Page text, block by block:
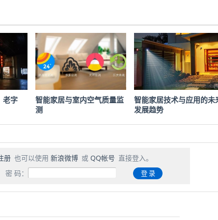
老字
智能家居与室内空气质量监
测
智能家居技术与应用的未
发展趋势
册 也可以使用 新浪微博 或 QQ帐号 直接登入。
密 码：